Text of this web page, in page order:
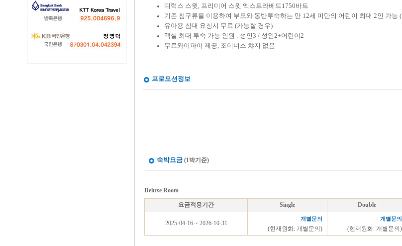
디럭스 스윗, 프리미어 스윗 엑스트라베드1750바트
기존 침구류를 이용하여 부모와 동반투숙하는 만 12세 미만의 어린이 최대 2인 가능
유아용 침대 요청시 무료 (가능할 경우)
객실 최대 투숙 가능 인원 : 성인3 / 성인2+어린이2
무료와이파이 제공, 조이너스 챠지 없음
프로모션정보
숙박요금 (1박기준)
Deluxe Room
요금적용기간 Single Double
2025-04-16 ~ 2026-10-31
개별문의
(현재원화: 개별문의)
개별문의
(현재원화: 개별문의)